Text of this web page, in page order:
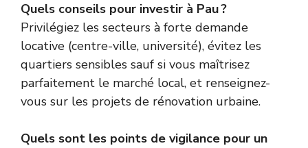
Quels conseils pour investir à Pau ?
Privilégiez les secteurs à forte demande
locative (centre-ville, université), évitez les
quartiers sensibles sauf si vous maîtrisez
parfaitement le marché local, et renseignez-
vous sur les projets de rénovation urbaine.
Quels sont les points de vigilance pour un